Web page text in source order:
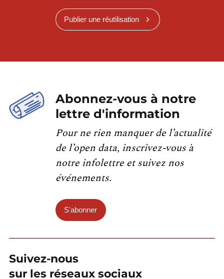
Publier une réutilisation
Abonnez-vous à notre
lettre d'information
Pour ne rien manquer de l’actualité
de l’open data, inscrivez-vous à
notre infolettre et suivez nos
événements.
S'abonner
Suivez-nous
sur les réseaux sociaux